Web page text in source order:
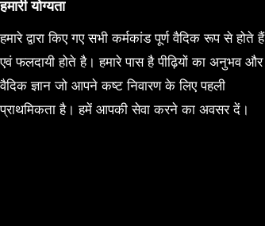
हमारी योग्यता
हमारे द्वारा किए गए सभी कर्मकांड पूर्ण वैदिक रूप से होते हैं
एवं फलदायी होते है। हमारे पास है पीढ़ियों का अनुभव और
वैदिक ज्ञान जो आपने कष्ट निवारण के लिए पहली
प्राथमिकता है। हमें आपकी सेवा करने का अवसर दें।